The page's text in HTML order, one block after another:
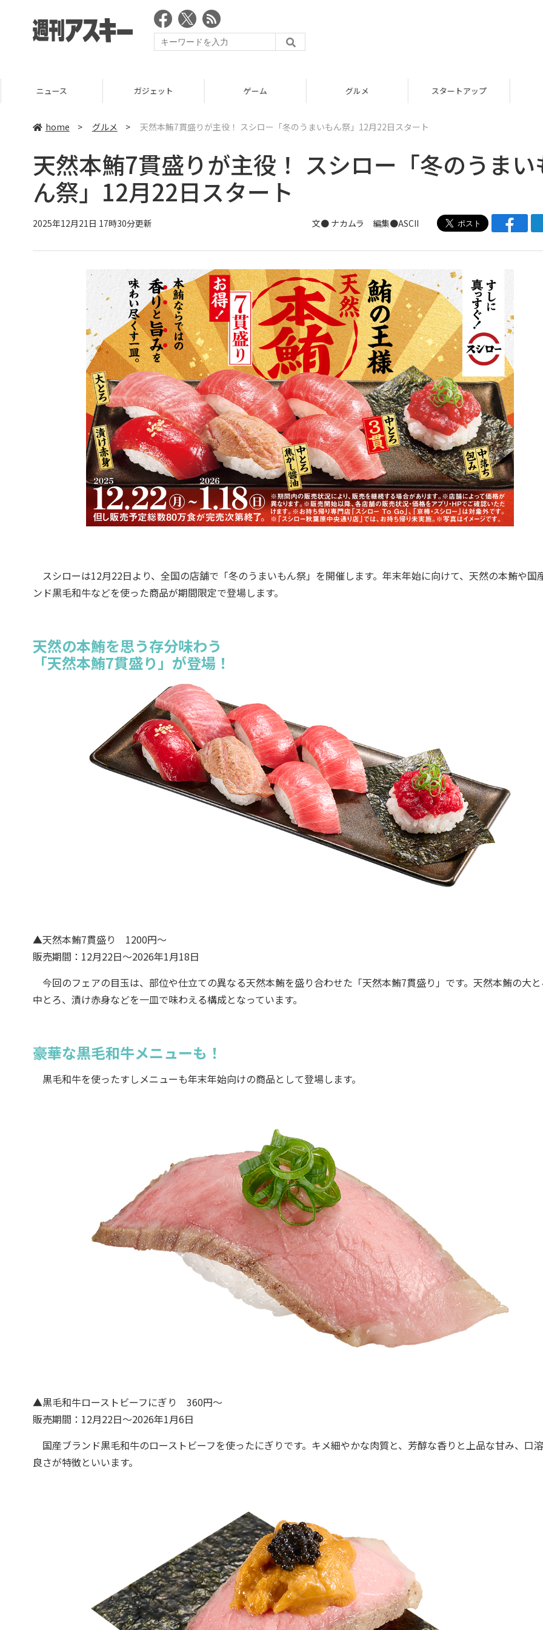
ニュース ガジェット ゲーム グルメ スタートアップ
home > グルメ > 天然本鮪7貫盛りが主役！ スシロー「冬のうまいもん祭」12月22日スタート
天然本鮪7貫盛りが主役！ スシロー「冬のうまい
ん祭」12月22日スタート
2025年12月21日 17時30分更新 文● ナカムラ 編集●ASCII
スシローは12月22日より、全国の店舗で「冬のうまいもん祭」を開催します。年末年始に向けて、天然の本鮪や国
ンド黒毛和牛などを使った商品が期間限定で登場します。
天然の本鮪を思う存分味わう
「天然本鮪7貫盛り」が登場！
▲天然本鮪7貫盛り 1200円～
販売期間：12月22日～2026年1月18日
今回のフェアの目玉は、部位や仕立ての異なる天然本鮪を盛り合わせた「天然本鮪7貫盛り」です。天然本鮪の大
中とろ、漬け赤身などを一皿で味わえる構成となっています。
豪華な黒毛和牛メニューも！
黒毛和牛を使ったすしメニューも年末年始向けの商品として登場します。
▲黒毛和牛ローストビーフにぎり 360円～
販売期間：12月22日～2026年1月6日
国産ブランド黒毛和牛のローストビーフを使ったにぎりです。キメ細やかな肉質と、芳醇な香りと上品な甘み、口
良さが特徴といいます。